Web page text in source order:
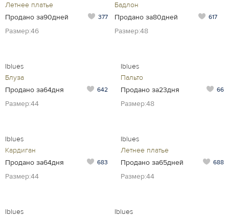
Летнее платье
Продано за90дней
377
Размер:46
Бадлон
Продано за80дней
617
Размер:48
Iblues
Блуза
Продано за64дня
642
Размер:44
Iblues
Пальто
Продано за23дня
66
Размер:48
Iblues
Кардиган
Продано за64дня
683
Размер:44
Iblues
Летнее платье
Продано за65дней
688
Размер:44
Iblues
Iblues